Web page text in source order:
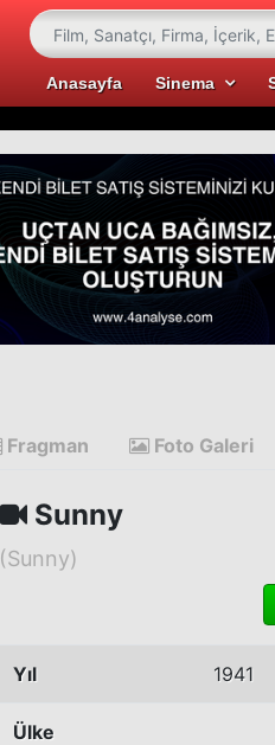
Anasayfa Sinema
Fragman Foto Galeri
Sunny
(Sunny)
Yıl 1941
Ülke